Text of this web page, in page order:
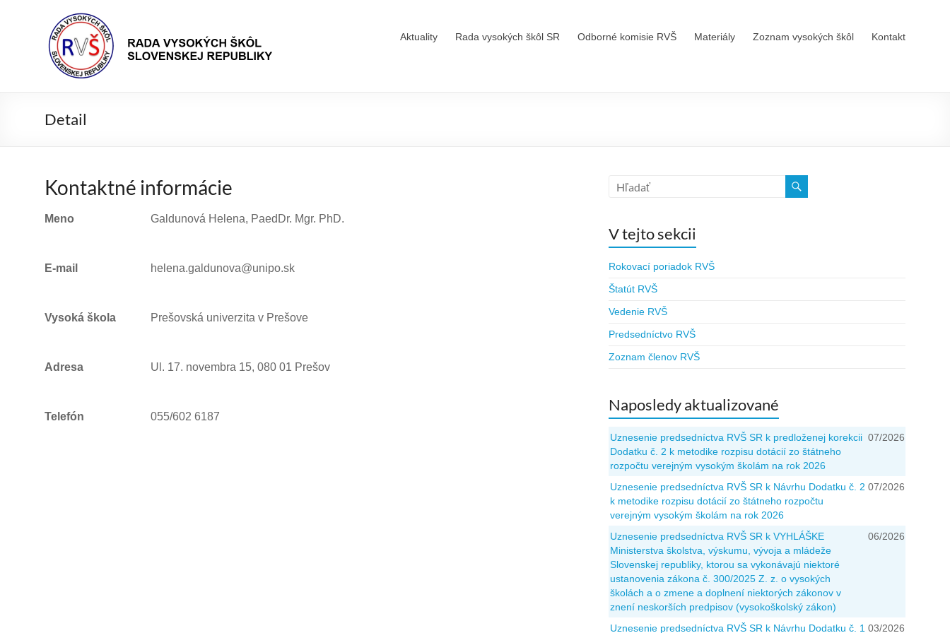
Rada
VŠ
Rada
vysokých
škôl
Slovenskej
Aktuality Rada vysokých škôl SR Odborné komisie RVŠ Materiály Zoznam vysokých škôl Kontakt
Detail
Kontaktné informácie
Meno Galdunová Helena, PaedDr. Mgr. PhD.
E-mail helena.galdunova@unipo.sk
Vysoká škola Prešovská univerzita v Prešove
Adresa Ul. 17. novembra 15, 080 01 Prešov
Telefón 055/602 6187
V tejto sekcii
Rokovací poriadok RVŠ
Štatút RVŠ
Vedenie RVŠ
Predsedníctvo RVŠ
Zoznam členov RVŠ
Naposledy aktualizované
Uznesenie predsedníctva RVŠ SR k predloženej korekcii
Dodatku č. 2 k metodike rozpisu dotácií zo štátneho
rozpočtu verejným vysokým školám na rok 2026
07/2026
Uznesenie predsedníctva RVŠ SR k Návrhu Dodatku č. 2
k metodike rozpisu dotácií zo štátneho rozpočtu
verejným vysokým školám na rok 2026
07/2026
Uznesenie predsedníctva RVŠ SR k VYHLÁŠKE
Ministerstva školstva, výskumu, vývoja a mládeže
Slovenskej republiky, ktorou sa vykonávajú niektoré
ustanovenia zákona č. 300/2025 Z. z. o vysokých
školách a o zmene a doplnení niektorých zákonov v
znení neskorších predpisov (vysokoškolský zákon)
06/2026
Uznesenie predsedníctva RVŠ SR k Návrhu Dodatku č. 1 03/2026